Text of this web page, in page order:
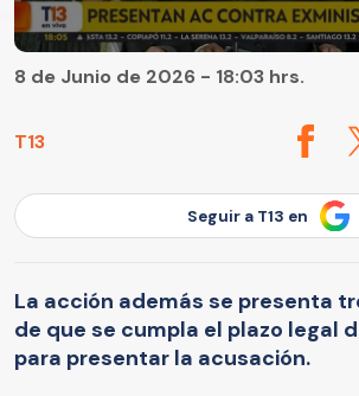
T13
8 de Junio de 2026 - 18:03 hrs.
Seguir a T13 en
La acción además se presenta
de que se cumpla el plazo legal
para presentar la acusación.